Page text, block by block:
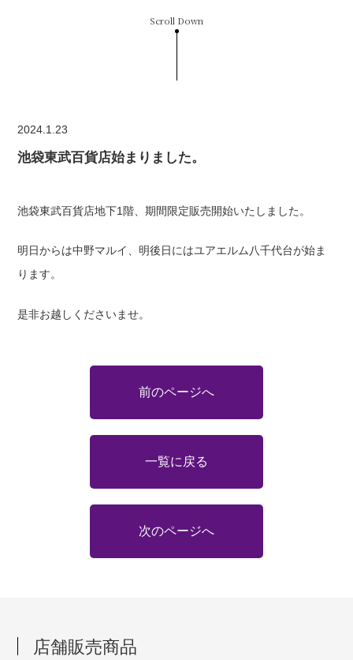
Scroll Down
2024.1.23
池袋東武百貨店始まりました。
池袋東武百貨店地下1階、期間限定販売開始いたしました。
明日からは中野マルイ、明後日にはユアエルム八千代台が始ま
ります。
是非お越しくださいませ。
前のページへ
一覧に戻る
次のページへ
店舗販売商品